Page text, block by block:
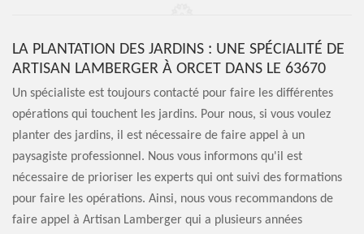
LA PLANTATION DES JARDINS : UNE SPÉCIALITÉ DE
ARTISAN LAMBERGER À ORCET DANS LE 63670
Un spécialiste est toujours contacté pour faire les différentes
opérations qui touchent les jardins. Pour nous, si vous voulez
planter des jardins, il est nécessaire de faire appel à un
paysagiste professionnel. Nous vous informons qu'il est
nécessaire de prioriser les experts qui ont suivi des formations
pour faire les opérations. Ainsi, nous vous recommandons de
faire appel à Artisan Lamberger qui a plusieurs années